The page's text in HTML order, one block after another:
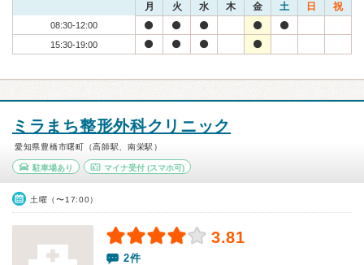
月 火 水 木 金 土 日 祝
08:30-12:00
15:30-19:00
ミラまち整形外科クリニック
愛知県豊橋市曙町（高師駅、南栄駅）
駐車場あり マイナ受付(スマホ可)
土曜（〜17:00）
3.81
2件